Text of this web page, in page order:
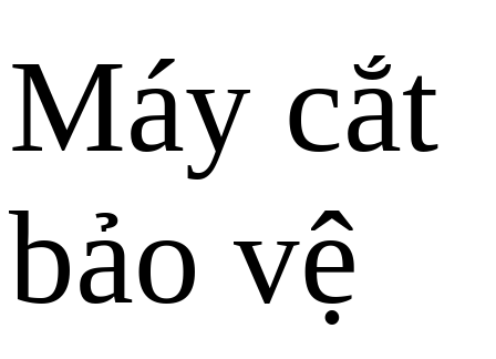
Máy cắt
bảo vệ